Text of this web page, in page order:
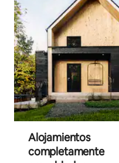
Alojamientos
completamente